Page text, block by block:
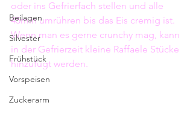
Beilagen
Silvester
Frühstück
Vorspeisen
Zuckerarm
oder ins Gefrierfach stellen und alle
45min umrühren bis das Eis cremig ist.
Wenn man es gerne crunchy mag, kann
in der Gefrierzeit kleine Raffaele Stücke
hinzufügt werden.